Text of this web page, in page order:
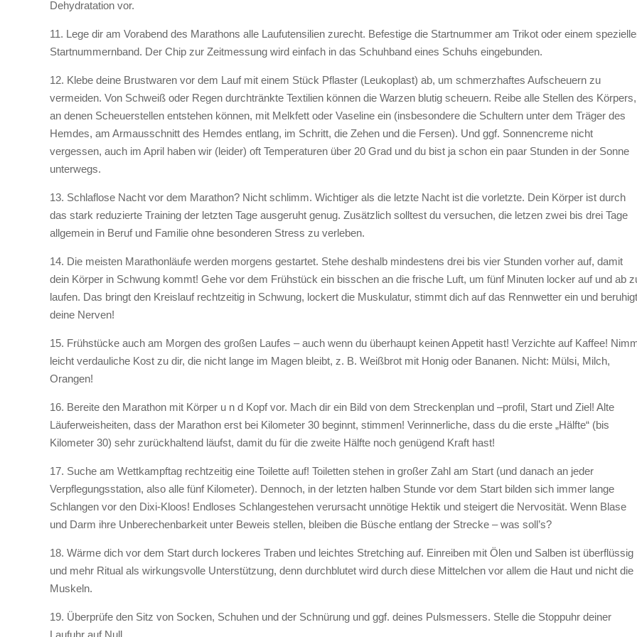
Dehydratation vor.
11. Lege dir am Vorabend des Marathons alle Laufutensilien zurecht. Befestige die Startnummer am Trikot oder einem
Startnummernband. Der Chip zur Zeitmessung wird einfach in das Schuhband eines Schuhs eingebunden.
12. Klebe deine Brustwaren vor dem Lauf mit einem Stück Pflaster (Leukoplast) ab, um schmerzhaftes Aufscheuern zu
vermeiden. Von Schweiß oder Regen durchtränkte Textilien können die Warzen blutig scheuern. Reibe alle Stellen des Körpers,
an denen Scheuerstellen entstehen können, mit Melkfett oder Vaseline ein (insbesondere die Schultern unter dem Träger des
Hemdes, am Armausschnitt des Hemdes entlang, im Schritt, die Zehen und die Fersen). Und ggf. Sonnencreme nicht
vergessen, auch im April haben wir (leider) oft Temperaturen über 20 Grad und du bist ja schon ein paar Stunden in der Sonne
unterwegs.
13. Schlaflose Nacht vor dem Marathon? Nicht schlimm. Wichtiger als die letzte Nacht ist die vorletzte. Dein Körper ist durch
das stark reduzierte Training der letzten Tage ausgeruht genug. Zusätzlich solltest du versuchen, die letzen zwei bis drei Tage
allgemein in Beruf und Familie ohne besonderen Stress zu verleben.
14. Die meisten Marathonläufe werden morgens gestartet. Stehe deshalb mindestens drei bis vier Stunden vorher auf, damit
dein Körper in Schwung kommt! Gehe vor dem Frühstück ein bisschen an die frische Luft, um fünf Minuten locker auf und ab
laufen. Das bringt den Kreislauf rechtzeitig in Schwung, lockert die Muskulatur, stimmt dich auf das Rennwetter ein und beruhigt
deine Nerven!
15. Frühstücke auch am Morgen des großen Laufes – auch wenn du überhaupt keinen Appetit hast! Verzichte auf Kaffee!
leicht verdauliche Kost zu dir, die nicht lange im Magen bleibt, z. B. Weißbrot mit Honig oder Bananen. Nicht: Mülsi, Milch,
Orangen!
16. Bereite den Marathon mit Körper u n d Kopf vor. Mach dir ein Bild von dem Streckenplan und –profil, Start und Ziel! Alte
Läuferweisheiten, dass der Marathon erst bei Kilometer 30 beginnt, stimmen! Verinnerliche, dass du die erste „Hälfte“ (bis
Kilometer 30) sehr zurückhaltend läufst, damit du für die zweite Hälfte noch genügend Kraft hast!
17. Suche am Wettkampftag rechtzeitig eine Toilette auf! Toiletten stehen in großer Zahl am Start (und danach an jeder
Verpflegungsstation, also alle fünf Kilometer). Dennoch, in der letzten halben Stunde vor dem Start bilden sich immer lange
Schlangen vor den Dixi-Kloos! Endloses Schlangestehen verursacht unnötige Hektik und steigert die Nervosität. Wenn Blase
und Darm ihre Unberechenbarkeit unter Beweis stellen, bleiben die Büsche entlang der Strecke – was soll’s?
18. Wärme dich vor dem Start durch lockeres Traben und leichtes Stretching auf. Einreiben mit Ölen und Salben ist überflüssig
und mehr Ritual als wirkungsvolle Unterstützung, denn durchblutet wird durch diese Mittelchen vor allem die Haut und nicht die
Muskeln.
19. Überprüfe den Sitz von Socken, Schuhen und der Schnürung und ggf. deines Pulsmessers. Stelle die Stoppuhr deiner
Laufuhr auf Null.